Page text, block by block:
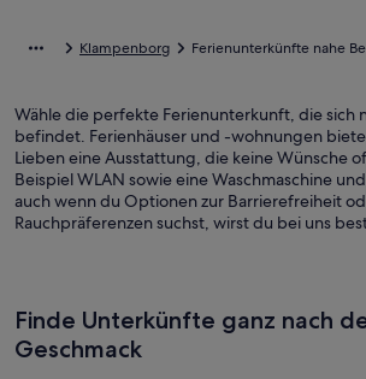
Klampenborg Ferienunterkünfte nahe
Wähle die perfekte Ferienunterkunft, die sich
befindet. Ferienhäuser und -wohnungen
Lieben eine Ausstattung, die keine Wünsche
Beispiel WLAN sowie eine Waschmaschine
auch wenn du Optionen zur Barrierefreiheit
Rauchpräferenzen suchst, wirst du bei uns
Finde Unterkünfte ganz nach
Geschmack